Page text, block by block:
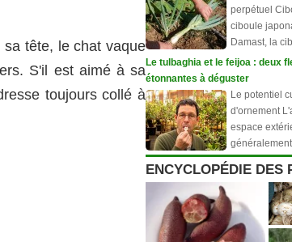
tête, le chat vaque
S'il est aimé à sa
toujours collé à
perpétuel
ciboule
Damast, la
Le tulbaghia et le feijoa : deux
étonnantes à déguster
Le potentiel
d'ornement
espace
ENCYCLOPÉDIE DES